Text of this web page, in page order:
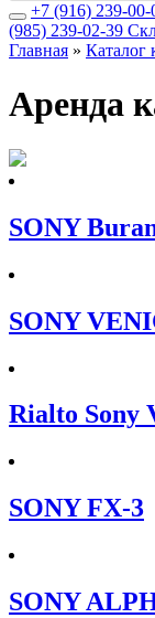
+7 (916) 239-00-
(985) 239-02-39
Главная » Каталог
Аренда
SONY
SONY
Rialto Sony
SONY FX-3
SONY